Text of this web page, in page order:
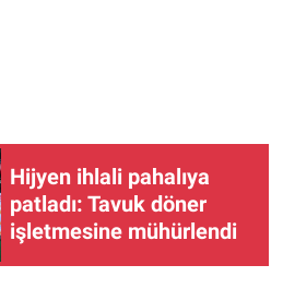
Hijyen ihlali pahalıya
patladı: Tavuk döner
işletmesine mühürlendi